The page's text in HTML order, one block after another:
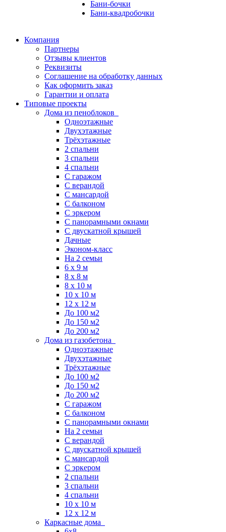
Бани-бочки
Бани-квадробочки
Компания
Партнеры
Отзывы клиентов
Реквизиты
Соглашение на обработку данных
Как оформить заказ
Гарантии и оплата
Типовые проекты
Дома из пеноблоков
Одноэтажные
Двухэтажные
Трёхэтажные
2 спальни
3 спальни
4 спальни
С гаражом
С верандой
С мансардой
С балконом
C эркером
С панорамными окнами
С двускатной крышей
Дачные
Эконом-класс
На 2 семьи
6 x 9 м
8 x 8 м
8 x 10 м
10 x 10 м
12 x 12 м
До 100 м2
До 150 м2
До 200 м2
Дома из газобетона
Одноэтажные
Двухэтажные
Трёхэтажные
До 100 м2
До 150 м2
До 200 м2
С гаражом
С балконом
С панорамными окнами
На 2 семьи
С верандой
С двускатной крышей
С мансардой
С эркером
2 спальни
3 спальни
4 спальни
10 x 10 м
12 x 12 м
Каркасные дома